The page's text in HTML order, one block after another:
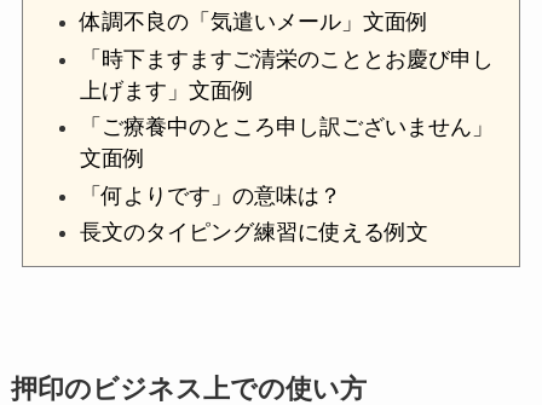
体調不良の「気遣いメール」文面例
「時下ますますご清栄のこととお慶び申し
上げます」文面例
「ご療養中のところ申し訳ございません」
文面例
「何よりです」の意味は？
長文のタイピング練習に使える例文
押印のビジネス上での使い方